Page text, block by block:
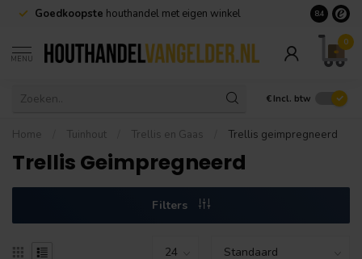
Goedkoopste houthandel met eigen winkel Geen
8.4
MENU
0
€ Incl. btw
Home Tuinhout Trellis en Gaas Trellis geimpregneerd
Trellis Geimpregneerd
Filters